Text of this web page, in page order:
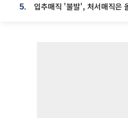
5. 입추매직 '불발', 처서매직은